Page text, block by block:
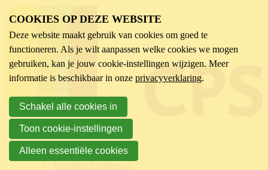
Sector
Kinderopvang
Basisonderwijs
COOKIES OP DEZE WEBSITE
Deze website maakt gebruik van cookies om goed te
functioneren. Als je wilt aanpassen welke cookies we mogen
gebruiken, kan je jouw cookie-instellingen wijzigen. Meer
informatie is beschikbaar in onze privacyverklaring.
Schakel alle cookies in
Toon cookie-instellingen
Alleen essentiële cookies